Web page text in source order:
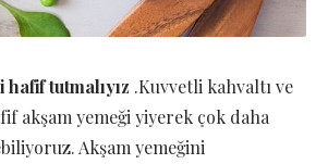
tutmalıyız .Kuvvetli kahvaltı ve
akşam yemeği yiyerek çok daha
Akşam yemeğini